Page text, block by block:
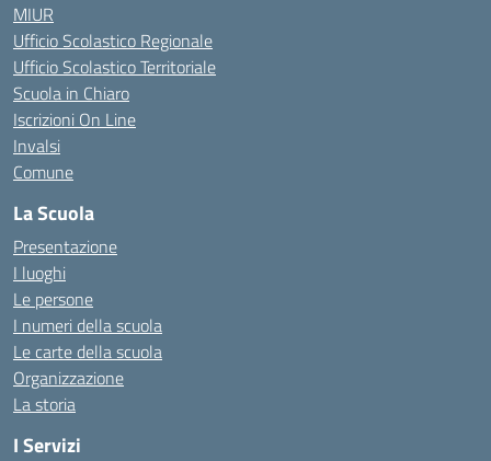
MIUR
Ufficio Scolastico Regionale
Ufficio Scolastico Territoriale
Scuola in Chiaro
Iscrizioni On Line
Invalsi
Comune
La Scuola
Presentazione
I luoghi
Le persone
I numeri della scuola
Le carte della scuola
Organizzazione
La storia
I Servizi